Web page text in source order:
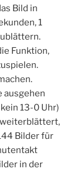
Bild in
1
Funktion,
ausgehen
13-0 Uhr)
Bilder für
in der